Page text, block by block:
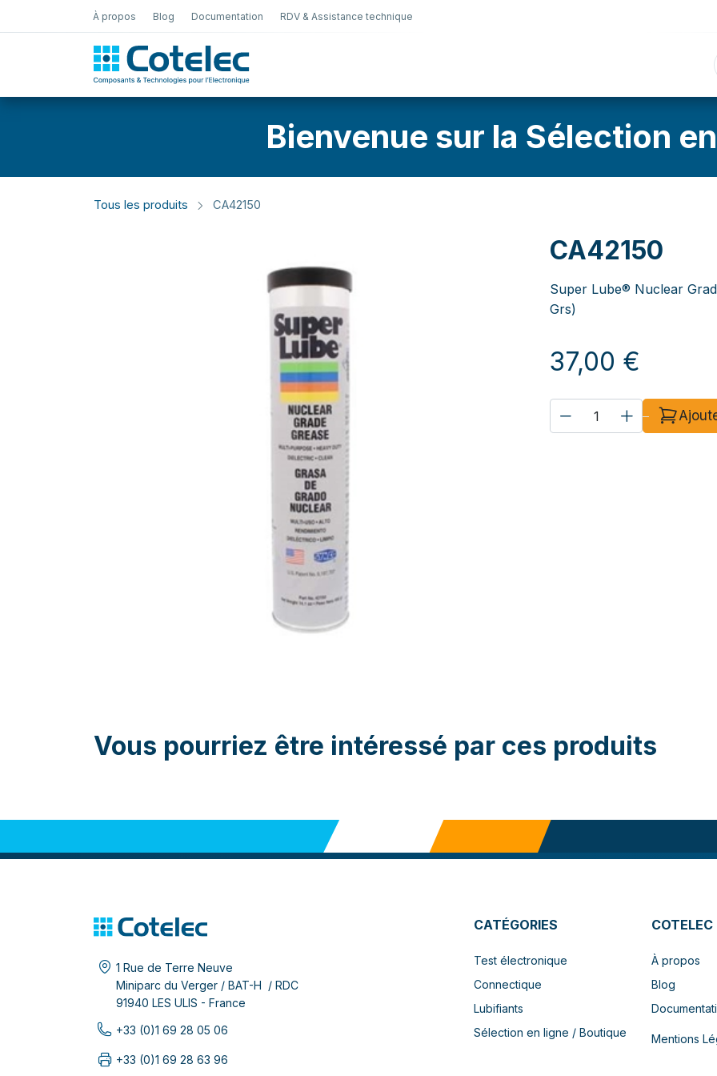
À propos Blog Documentation RDV & Assistance technique
Sélection en
Bienvenue sur la Sélection
Tous les produits CA42150
CA42150
Super Lube® Nuclear
Grs)
37,00 €
Vous pourriez être intéressé par ces produits
1 Rue de Terre Neuve
Miniparc du Verger / BAT-H / RDC
91940 LES ULIS - France
+33 (0)1 69 28 05 06
+33 (0)1 69 28 63 96
CATÉGORIES
Test électronique
Connectique
Lubifiants
Sélection en ligne / Boutique
COTELEC
À propos
Blog
Mentions